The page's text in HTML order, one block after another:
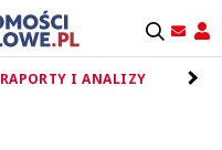
RAPORTY I ANALIZY